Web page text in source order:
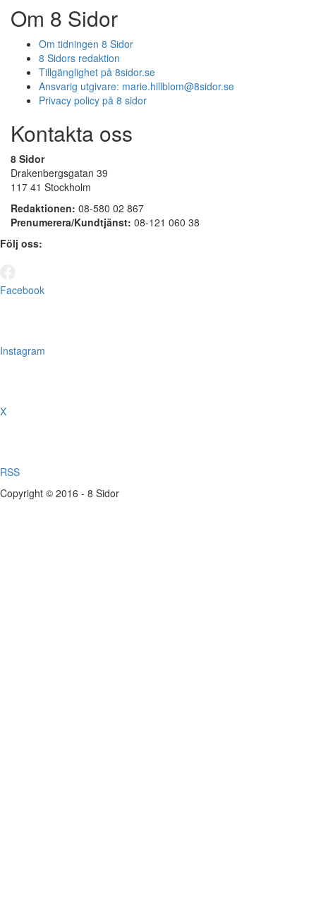
Om 8 Sidor
Om tidningen 8 Sidor
8 Sidors redaktion
Tillgänglighet på 8sidor.se
Ansvarig utgivare: marie.hillblom@8sidor.se
Privacy policy på 8 sidor
Kontakta oss
8 Sidor
Drakenbergsgatan 39
117 41 Stockholm
Redaktionen: 08-580 02 867
Prenumerera/Kundtjänst: 08-121 060 38
Följ oss:
Facebook
Instagram
X
RSS
Copyright © 2016 - 8 Sidor